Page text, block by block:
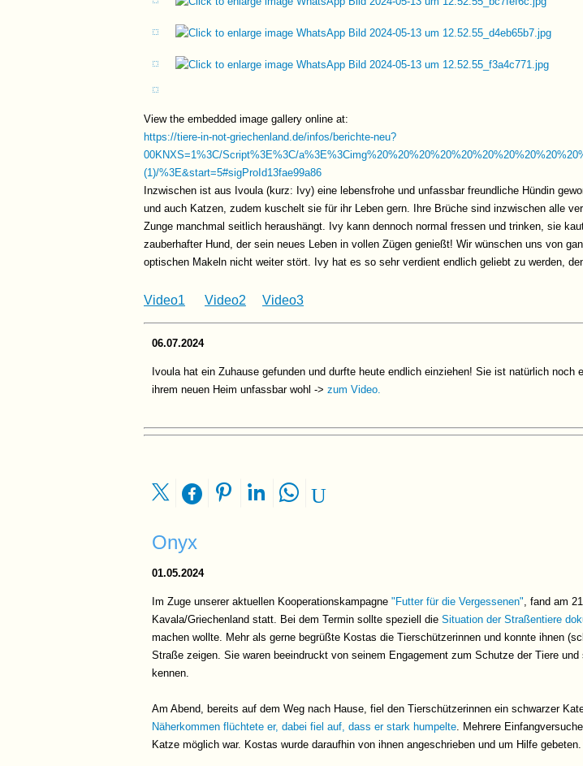
View the embedded image gallery online at:
https://tiere-in-not-griechenland.de/infos/berichte-neu?
00KNXS=1%3C/Script%3E%3C/
(1)/%3E&start=5#sigProId13fae99a86
Inzwischen ist aus Ivoula (kurz: Ivy) eine lebensfrohe und unfassbar freundliche Hündin
und auch Katzen, zudem kuschelt sie für ihr Leben gern. Ihre Brüche sind inzwischen alle
Zunge manchmal seitlich heraushängt. Ivy kann dennoch normal fressen und trinken, sie
zauberhafter Hund, der sein neues Leben in vollen Zügen genießt! Wir wünschen uns von
optischen Makeln nicht weiter stört. Ivy hat es so sehr verdient endlich geliebt zu werden,
Video1 Video2 Video3
06.07.2024
Ivoula hat ein Zuhause gefunden und durfte heute endlich einziehen! Sie ist natürlich
ihrem neuen Heim unfassbar wohl -> zum Video.
Onyx
01.05.2024
Im Zuge unserer aktuellen Kooperationskampagne "Futter für die Vergessenen" , fand am
Kavala/Griechenland statt. Bei dem Termin sollte speziell die Situation der Straßentiere
machen wollte. Mehr als gerne begrüßte Kostas die Tierschützerinnen und konnte ihnen
Straße zeigen. Sie waren beeindruckt von seinem Engagement zum Schutze der Tiere
kennen.
Am Abend, bereits auf dem Weg nach Hause, fiel den Tierschützerinnen ein schwarzer
Näherkommen flüchtete er, dabei fiel auf, dass er stark humpelte . Mehrere
Katze möglich war. Kostas wurde daraufhin von ihnen angeschrieben und um Hilfe gebeten.